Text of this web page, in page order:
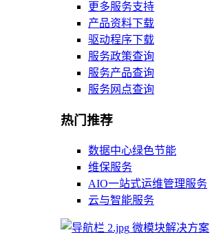
更多服务支持
产品资料下载
驱动程序下载
服务政策查询
服务产品查询
服务网点查询
热门推荐
数据中心绿色节能
维保服务
AIO一站式运维管理服务
云与智能服务
微模块解决方案